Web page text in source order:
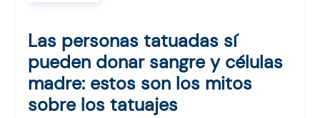
Las personas tatuadas sí
pueden donar sangre y células
madre: estos son los mitos
sobre los tatuajes